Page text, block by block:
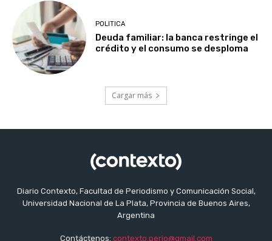
POLITICA
Deuda familiar: la banca restringe el
crédito y el consumo se desploma
Cargar más
Diario Contexto, Facultad de Periodismo y Comunicación Social,
Universidad Nacional de La Plata, Provincia de Buenos Aires,
Argentina
Contáctenos: contexto.perio@gmail.com